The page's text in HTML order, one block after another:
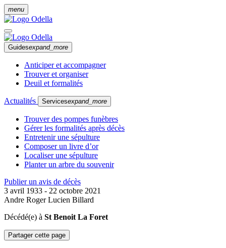
menu
Guidesexpand_more
Anticiper et accompagner
Trouver et organiser
Deuil et formalités
Actualités Servicesexpand_more
Trouver des pompes funèbres
Gérer les formalités après décès
Entretenir une sépulture
Composer un livre d’or
Localiser une sépulture
Planter un arbre du souvenir
Publier un avis de décès
3 avril 1933 - 22 octobre 2021
Andre Roger Lucien Billard
Décédé(e) à St Benoit La Foret
Partager cette page